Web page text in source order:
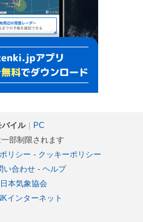
バイル｜ PC
部制限されます
リシー - クッキーポリシー
い合わせ- ヘルプ
日本気象協会
インターネット